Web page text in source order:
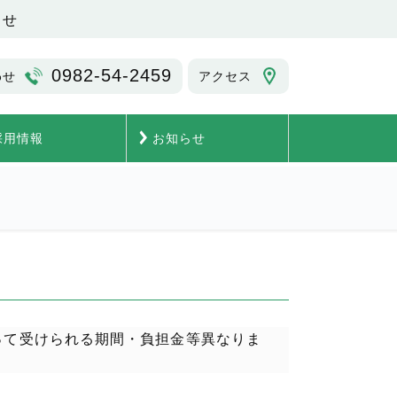
0982-54-2459 アクセス
用情報 お知らせ
受けられる期間・負担金等異なりま